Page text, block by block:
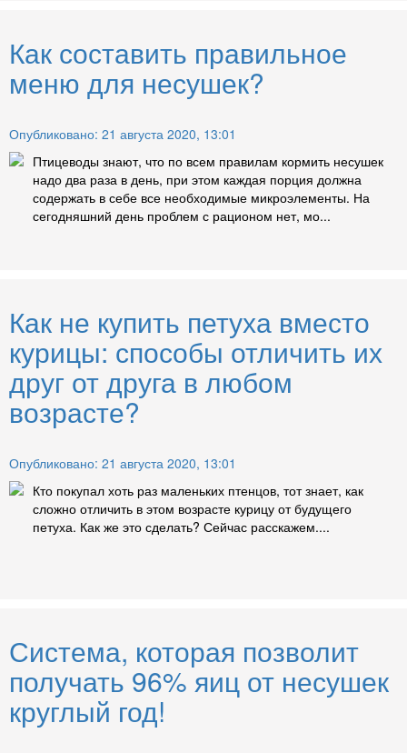
Как составить правильное
меню для несушек?
Опубликовано: 21 августа 2020, 13:01
Птицеводы знают, что по всем правилам кормить несушек
надо два раза в день, при этом каждая порция должна
содержать в себе все необходимые микроэлементы. На
сегодняшний день проблем с рационом нет, мо...
Как не купить петуха вместо
курицы: способы отличить их
друг от друга в любом
возрасте?
Опубликовано: 21 августа 2020, 13:01
Кто покупал хоть раз маленьких птенцов, тот знает, как
сложно отличить в этом возрасте курицу от будущего
петуха. Как же это сделать? Сейчас расскажем....
Система, которая позволит
получать 96% яиц от несушек
круглый год!